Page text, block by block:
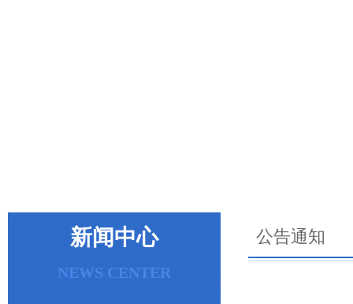
新闻中心
NEWS CENTER
公告通知